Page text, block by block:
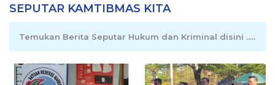
SEPUTAR KAMTIBMAS KITA
Temukan Berita Seputar Hukum dan Kriminal disini .....